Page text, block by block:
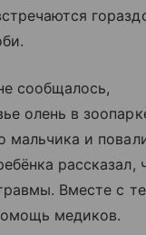
сообщалось,
олень в
мальчика и
рассказал,
Вместе с
медиков.